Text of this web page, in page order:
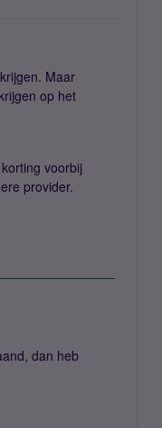
Maar
op het
voorbij
provider.
dan heb